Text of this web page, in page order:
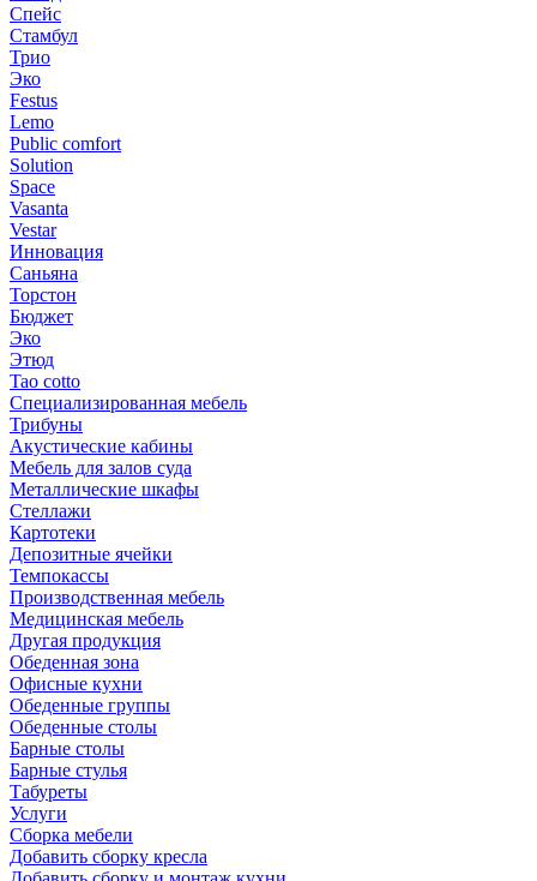
Спейс
Стамбул
Трио
Эко
Festus
Lemo
Public comfort
Solution
Space
Vasanta
Vestar
Инновация
Саньяна
Торстон
Бюджет
Эко
Этюд
Tao cotto
Специализированная мебель
Трибуны
Акустические кабины
Мебель для залов суда
Металлические шкафы
Стеллажи
Картотеки
Депозитные ячейки
Темпокассы
Производственная мебель
Медицинская мебель
Другая продукция
Обеденная зона
Офисные кухни
Обеденные группы
Обеденные столы
Барные столы
Барные стулья
Табуреты
Услуги
Сборка мебели
Добавить сборку кресла